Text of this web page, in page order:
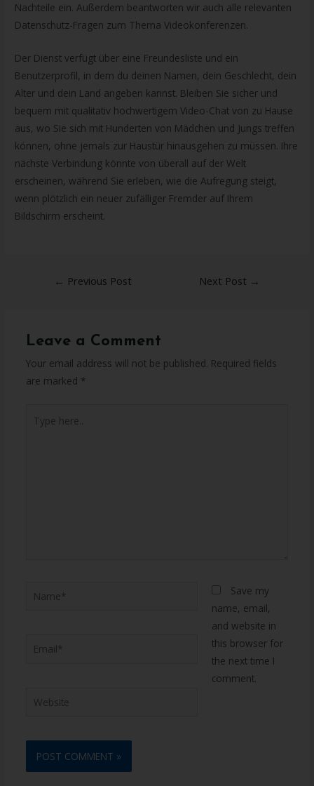
Nachteile ein. Außerdem beantworten wir auch alle relevanten
Datenschutz-Fragen zum Thema Videokonferenzen.
Der Dienst verfügt über eine Freundesliste und ein
Benutzerprofil, in dem du deinen Namen, dein Geschlecht, dein
Alter und dein Land angeben kannst. Bleiben Sie sicher und
bequem mit qualitativ hochwertigem Video-Chat von zu Hause
aus, wo Sie sich mit Hunderten von Mädchen und Jungs treffen
können, ohne jemals zur Haustür hinausgehen zu müssen. Ihre
nächste Verbindung könnte von überall auf der Welt
erscheinen, während Sie erleben, wie die Aufregung steigt,
wenn plötzlich ein neuer zufälliger Fremder auf Ihrem
Bildschirm erscheint.
← Previous Post Next Post →
Leave a Comment
Your email address will not be published. Required fields
are marked *
Save my
name, email,
and website in
this browser for
the next time I
comment.